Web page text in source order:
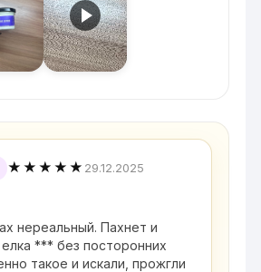
★★★★★ 29.12.2025
нереальный. Пахнет и
*** без посторонних
такое и искали, прожгли